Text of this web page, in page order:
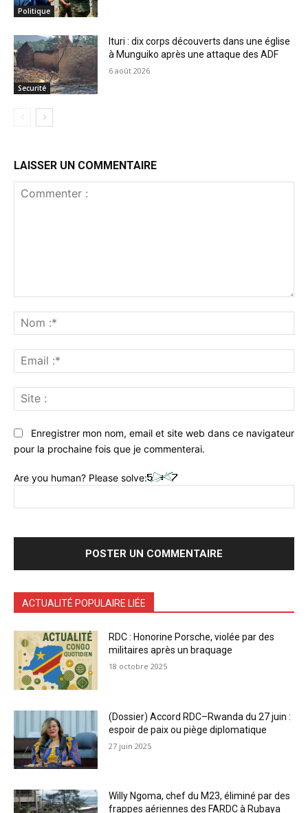
Politique
Securité
Ituri : dix corps découverts dans une église
à Munguiko après une attaque des ADF
6 août 2026
LAISSER UN COMMENTAIRE
:*
:*
:
Enregistrer mon nom, email et site web dans ce navigateur
pour la prochaine fois que je commenterai.
Are you human? Please solve:
ACTUALITÉ POPULAIRE LIÉE
RDC : Honorine Porsche, violée par des
militaires après un braquage
18 octobre 2025
(Dossier) Accord RDC–Rwanda du 27 juin :
espoir de paix ou piège diplomatique
27 juin 2025
Willy Ngoma, chef du M23, éliminé par des
frappes aériennes des FARDC à Rubaya